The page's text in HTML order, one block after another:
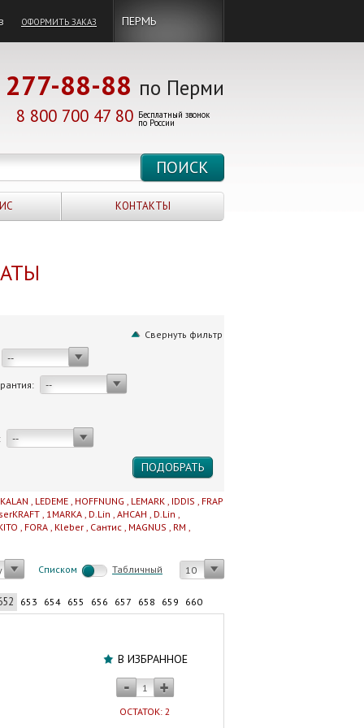
ОФОРМИТЬ ЗАКАЗ ПЕРМЬ
277-88-88 по Перми
8 800 700 47 80 Бесплатный звонок
по России
КОНТАКТЫ
Свернуть фильтр
--
--
--
, LEDEME , HOFFNUNG , LEMARK , IDDIS , FRAP
, 1MARKA , D.Lin , AHCAH , D.Lin ,
, FORA , Kleber , Сантис , MAGNUS , RM ,
Cписком Табличный 10
653 654 655 656 657 658 659
660
В ИЗБРАННОЕ
ОСТАТОК: 2